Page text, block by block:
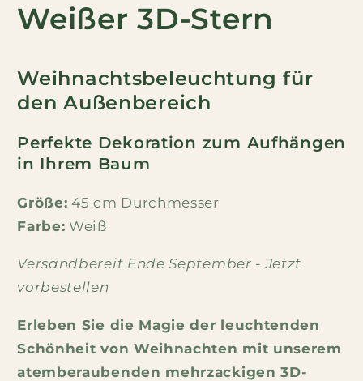
Freien
verringern
Freien
erhöhen
Weißer 3D-Stern
Weihnachtsbeleuchtung für
den Außenbereich
Perfekte Dekoration zum Aufhängen
in Ihrem Baum
Größe: 45 cm Durchmesser
Farbe: Weiß
Versandbereit Ende September - Jetzt
vorbestellen
Erleben Sie die Magie der leuchtenden
Schönheit von Weihnachten mit unserem
atemberaubenden mehrzackigen 3D-